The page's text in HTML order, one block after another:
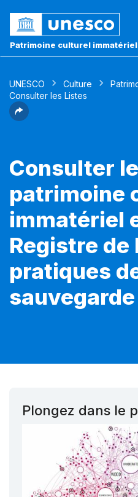
Patrimoine culturel immatériel
UNESCO Culture
Consulter les Listes
Consulter
patrimoine
immatériel
Registre de
pratiques
sauvegarde
Plongez dans le